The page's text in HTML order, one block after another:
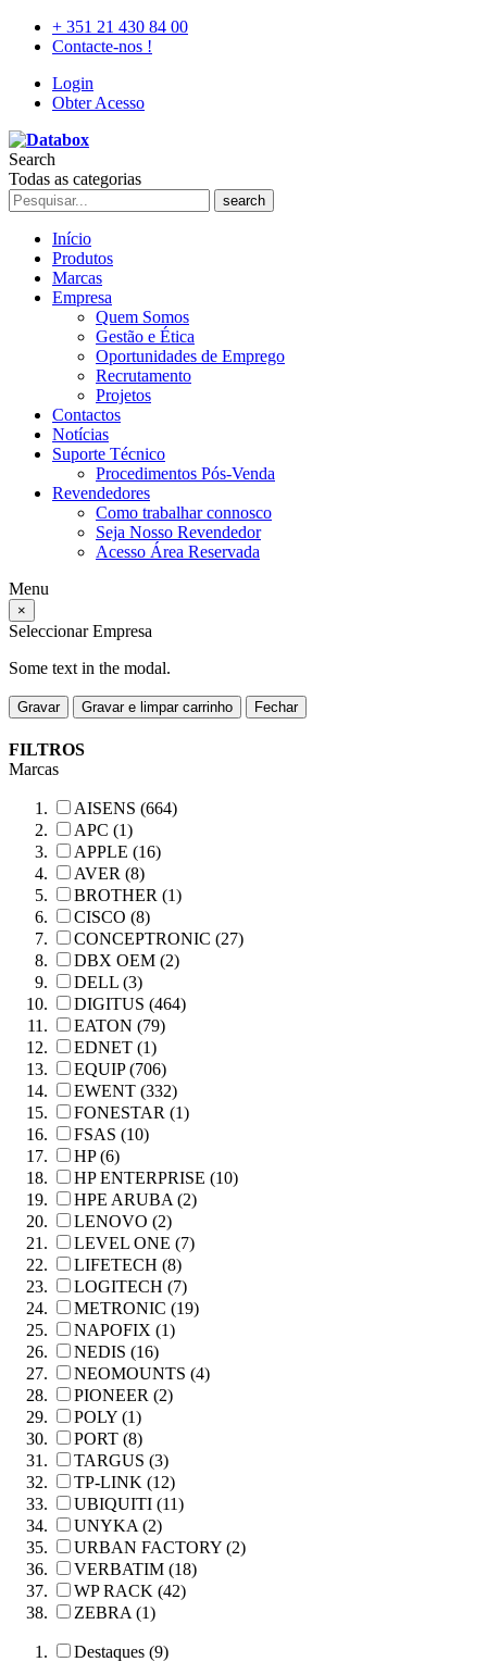
+ 351 21 430 84 00
Contacte-nos !
Login
Obter Acesso
Search
Todas as categorias
search
Início
Produtos
Marcas
Empresa
Quem Somos
Gestão e Ética
Oportunidades de Emprego
Recrutamento
Projetos
Contactos
Notícias
Suporte Técnico
Procedimentos Pós-Venda
Revendedores
Como trabalhar connosco
Seja Nosso Revendedor
Acesso Área Reservada
Menu
×
Seleccionar Empresa
Some text in the modal.
Gravar Gravar e limpar carrinho Fechar
FILTROS
Marcas
AISENS (664)
APC (1)
APPLE (16)
AVER (8)
BROTHER (1)
CISCO (8)
CONCEPTRONIC (27)
DBX OEM (2)
DELL (3)
DIGITUS (464)
EATON (79)
EDNET (1)
EQUIP (706)
EWENT (332)
FONESTAR (1)
FSAS (10)
HP (6)
HP ENTERPRISE (10)
HPE ARUBA (2)
LENOVO (2)
LEVEL ONE (7)
LIFETECH (8)
LOGITECH (7)
METRONIC (19)
NAPOFIX (1)
NEDIS (16)
NEOMOUNTS (4)
PIONEER (2)
POLY (1)
PORT (8)
TARGUS (3)
TP-LINK (12)
UBIQUITI (11)
UNYKA (2)
URBAN FACTORY (2)
VERBATIM (18)
WP RACK (42)
ZEBRA (1)
Destaques (9)